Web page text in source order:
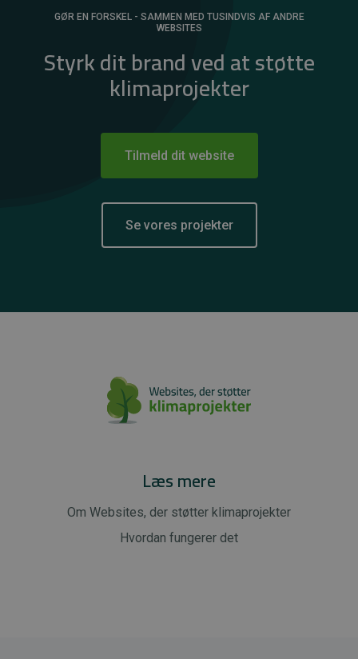
GØR EN FORSKEL - SAMMEN MED TUSINDVIS AF ANDRE
WEBSITES
Styrk dit brand ved at støtte
klimaprojekter
Tilmeld dit website
Se vores projekter
Læs mere
Om Websites, der støtter klimaprojekter
Hvordan fungerer det